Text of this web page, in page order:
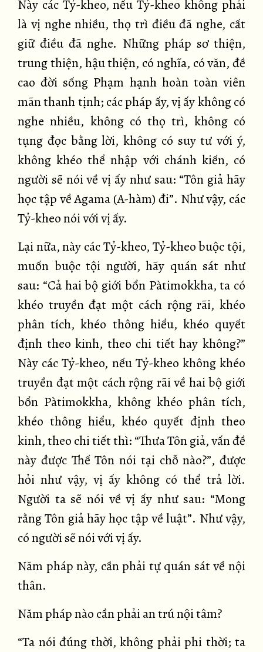
Này các Tỷ-kheo, nếu Tỷ-kheo không phải
là vị nghe nhiều, thọ trì điều đã nghe, cất
giữ điều đã nghe. Những pháp sơ thiện,
trung thiện, hậu thiện, có nghĩa, có văn, đề
cao đời sống Phạm hạnh hoàn toàn viên
mãn thanh tịnh; các pháp ấy, vị ấy không có
nghe nhiều, không có thọ trì, không có
tụng đọc bằng lời, không có suy tư với ý,
không khéo thể nhập với chánh kiến, có
người sẽ nói về vị ấy như sau: “Tôn giả hãy
học tập về Agama (A-hàm) đi”. Như vậy, các
Tỷ-kheo nói với vị ấy.
Lại nữa, này các Tỷ-kheo, Tỷ-kheo buộc tội,
muốn buộc tội người, hãy quán sát như
sau: “Cả hai bộ giới bổn Pàtimokkha, ta có
khéo truyền đạt một cách rộng rãi, khéo
phân tích, khéo thông hiểu, khéo quyết
định theo kinh, theo chi tiết hay không?”
Này các Tỷ-kheo, nếu Tỷ-kheo không khéo
truyền đạt một cách rộng rãi về hai bộ giới
bổn Pàtimokkha, không khéo phân tích,
khéo thông hiểu, khéo quyết định theo
kinh, theo chi tiết thì: “Thưa Tôn giả, vấn đề
này được Thế Tôn nói tại chỗ nào?”, được
hỏi như vậy, vị ấy không có thể trả lời.
Người ta sẽ nói về vị ấy như sau: “Mong
rằng Tôn giả hãy học tập về luật”. Như vậy,
có người sẽ nói với vị ấy.
Năm pháp này, cần phải tự quán sát về nội
thân.
Năm pháp nào cần phải an trú nội tâm?
“Ta nói đúng thời, không phải phi thời; ta